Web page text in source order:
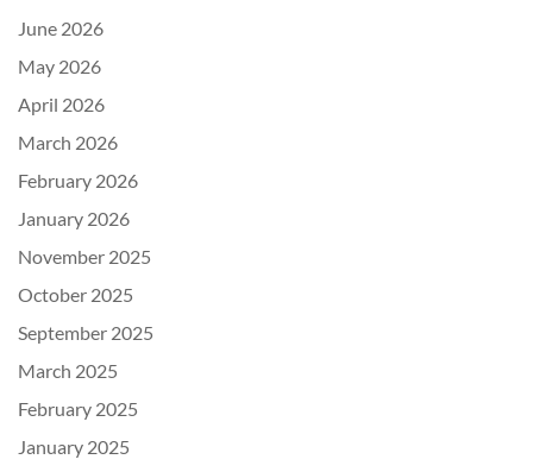
June 2026
May 2026
April 2026
March 2026
February 2026
January 2026
November 2025
October 2025
September 2025
March 2025
February 2025
January 2025